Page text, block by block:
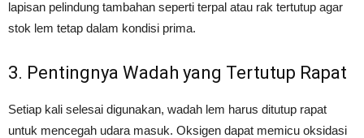
lapisan pelindung tambahan seperti terpal atau rak tertutup agar
stok lem tetap dalam kondisi prima.
3. Pentingnya Wadah yang Tertutup Rapat
Setiap kali selesai digunakan, wadah lem harus ditutup rapat
untuk mencegah udara masuk. Oksigen dapat memicu oksidasi